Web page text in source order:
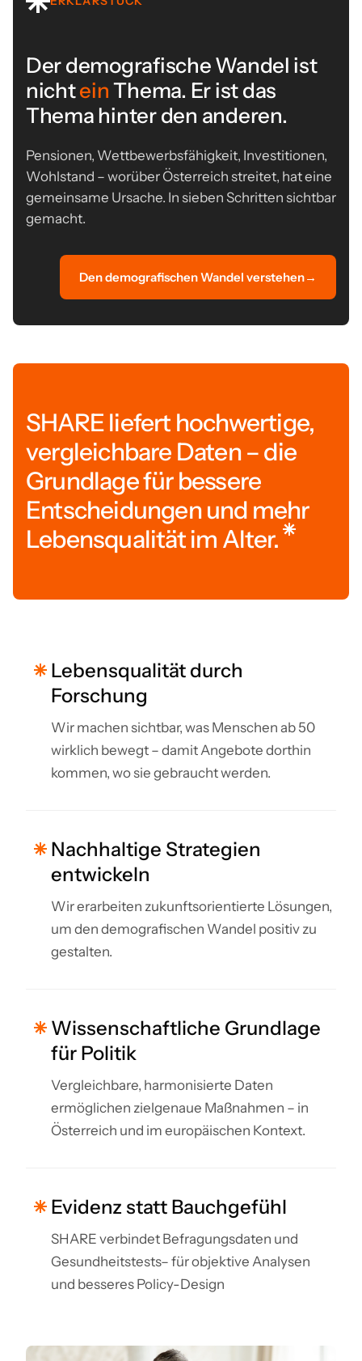
Der demografische Wandel ist
nichteinThema. Er ist das
Thema hinter den anderen.
Pensionen, Wettbewerbsfähigkeit, Investitionen,
Wohlstand – worüber Österreich streitet, hat eine
gemeinsame Ursache. In sieben Schritten sichtbar
gemacht.
Den demografischen Wandel verstehen→
SHARE liefert hochwertige,
vergleichbare Daten – die
Grundlage für bessere
Entscheidungen und mehr
Lebensqualität im Alter.
Lebensqualität durch
Forschung
Wir machen sichtbar, was Menschen ab 50
wirklich bewegt – damit Angebote dorthin
kommen, wo sie gebraucht werden.
Nachhaltige Strategien
entwickeln
Wir erarbeiten zukunftsorientierte Lösungen,
um den demografischen Wandel positiv zu
gestalten.
Wissenschaftliche Grundlage
für Politik
Vergleichbare, harmonisierte Daten
ermöglichen zielgenaue Maßnahmen – in
Österreich und im europäischen Kontext.
Evidenz statt Bauchgefühl
SHARE verbindet Befragungsdaten und
Gesundheitstests– für objektive Analysen
und besseres Policy-Design